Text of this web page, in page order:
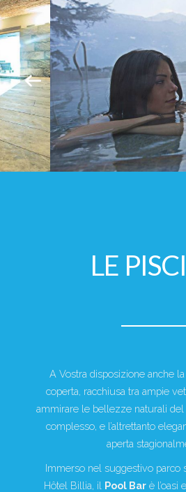
LE
A Vostra disposizione anche
coperta, racchiusa tra ampie
ammirare le bellezze naturali del
complesso, e l’altrettanto
aperta
Immerso nel suggestivo parco
Hôtel Billia, il Pool Barè l’oasi